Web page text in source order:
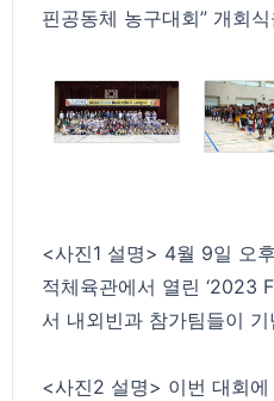
핀공동체 농구대회” 개회
<사진1 설명> 4월 9일 오
적체육관에서 열린 ‘2023
서 내외빈과 참가팀들이
<사진2 설명> 이번 대회